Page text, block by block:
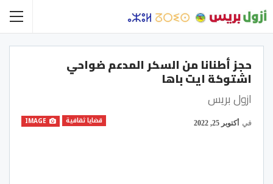
حجز أطنانا من السكر المدعم ضواحي
اشتوكة ايت باها
ازول بريس
قضايا ثقافية في أكتوبر 25, 2022